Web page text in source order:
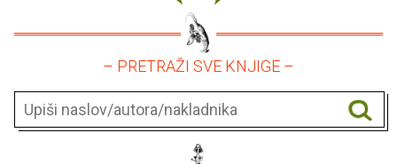
– PRETRAŽI SVE KNJIGE –